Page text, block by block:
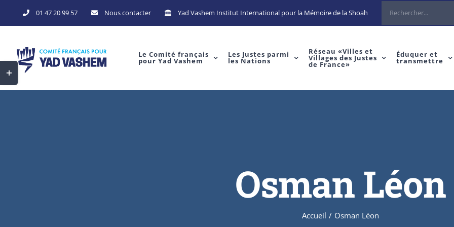
to
01 47 20 99 57 Nous contacter Yad Vashem Institut International pour la Mémoire de la Shoah Rechercher
Le Comité français
pour Yad Vashem
Les Justes parmi
les Nations
Réseau «Villes et
Villages des Justes
de France»
Éduquer et
transmettre
Osman Léon
Accueil / Osman Léon
Toggle
Sliding